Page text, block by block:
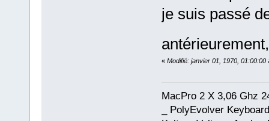
je suis passé
« Modifié: janvier 01, 1970, 01:00:00
MacPro 2 X 3,06 Ghz
_ PolyEvolver